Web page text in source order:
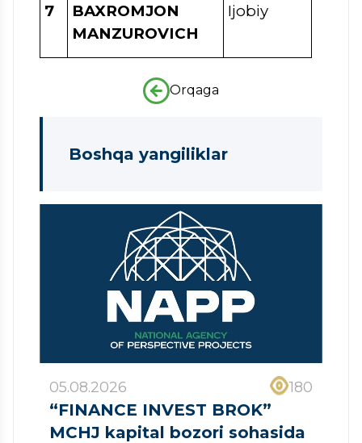
7
BAXROMJON
MANZUROVICH
Ijobiy
Orqaga
Boshqa yangiliklar
05.08.2026 180
“FINANCE INVEST BROK”
MCHJ kapital bozori sohasida